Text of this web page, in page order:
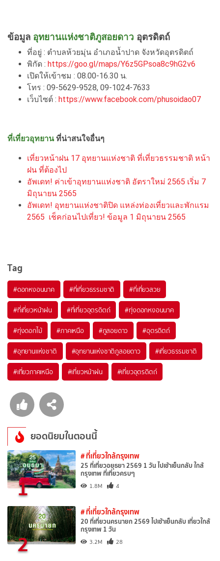
ข้อมูล อุทยานแห่งชาติภูสอยดาว อุตรดิตถ์
ที่อยู่ : ตำบลห้วยมุ่น อำเภอน้ำปาด จังหวัดอุตรดิตถ์
พิกัด : https://goo.gl/maps/Y6z5GPsoa8c9hG2v6
เปิดให้เข้าชม : 08.00-16.30 น.
โทร : 09-5629-9528, 09-1024-7633
เว็บไซต์ : https://www.facebook.com/phusoidao07
ที่เที่ยวอุทยานที่น่าสนใจอื่นๆ
เที่ยวหน้าฝน 17 อุทยานแห่งชาติ ที่เที่ยวธรรมชาติ หน้า
ฝน ที่ต้องไป
อัพเดท! ค่าเข้าอุทยานแห่งชาติ อัตราใหม่ 2565 เริ่ม 7
มิถุนายน 2565
อัพเดท! อุทยานแห่งชาติปิด แหล่งท่องเที่ยวและพักแรม
2565 เช็คก่อนไปเที่ยว! ข้อมูล 1 มิถุนายน 2565
Tag
#ดอกหงอนนาค #ที่เที่ยวธรรมชาติ #ที่เที่ยวสวย
#ที่เที่ยวหน้าฝน #ที่เที่ยวอุตรดิตถ์ #ทุ่งดอกหงอนนาค
#ทุ่งดอกไม้ #ภาคเหนือ #ภูสอยดาว #อุตรดิตถ์
#อุทยานแห่งชาติ #อุทยานแห่งชาติภูสอยดาว #เที่ยวธรรมชาติ
#เที่ยวภาคเหนือ #เที่ยวหน้าฝน #เที่ยวอุตรดิตถ์
ยอดนิยมในตอนนี้
1
# ที่เที่ยวใกล้กรุงเทพ
25 ที่เที่ยวอยุธยา 2569 1 วัน ไปเช้าเย็นกลับ ใกล้
กรุงเทพ ที่เที่ยวครบๆ
1.8M 4
2
# ที่เที่ยวใกล้กรุงเทพ
20 ที่เที่ยวนครนายก 2569 ไปเช้าเย็นกลับ เที่ยวใกล้
กรุงเทพ 1 วัน
3.2M 28